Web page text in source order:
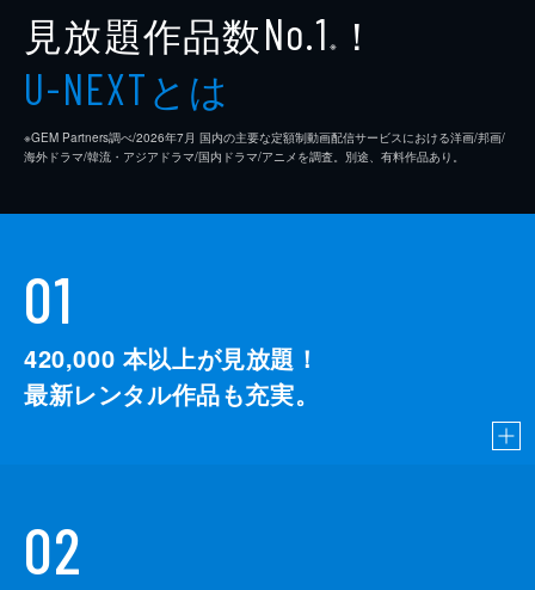
見放題作品数No.1 ※ ！
U-NEXTとは
※GEM Partners調べ/2026年7⽉ 国内の主要な定額制動画配信サービスにおける洋画/邦画/
海外ドラマ/韓流・アジアドラマ/国内ドラマ/アニメを調査。別途、有料作品あり。
01
420,000 本以上が見放題！
最新レンタル作品も充実。
02